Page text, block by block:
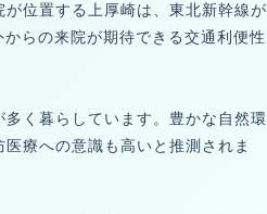
位置する上厚崎は、東北新幹線が
らの来院が期待できる交通利便性
く暮らしています。豊かな自然環
療への意識も高いと推測されま